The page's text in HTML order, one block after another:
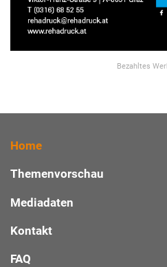
Bezahltes
Home
Themenvorschau
Mediadaten
Kontakt
FAQ